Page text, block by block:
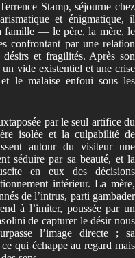
Stamp, séjourne chez
et énigmatique, il
famille — le père, la mère, le
confrontant par une relation
et fragilités. Après son
vide existentiel et une crise
le malaise enfoui sous les
par le seul artifice du
isolée et la culpabilité de
autour du visiteur une
séduire par sa beauté, et la
en eux des décisions
intérieur. La mère,
de l’intrus, parti gambader
à l’imiter, poussée par un
de capturer le désir nous
l’image directe ; sa
qui échappe au regard mais